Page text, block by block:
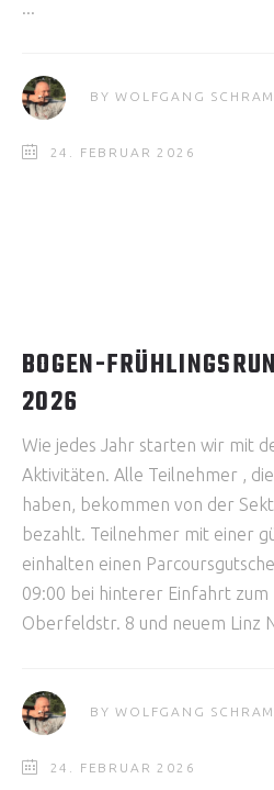
BYWOLFGANG
24. FEBRUAR 2026
BOGEN-
2026
Wie jedes Jahr starten wir mit
Aktivitäten. Alle Teilnehmer ,
haben, bekommen von der
bezahlt. Teilnehmer mit einer
einhalten einen
09:00 bei hinterer Einfahrt zum
Oberfeldstr. 8 und neuem Linz
BYWOLFGANG
24. FEBRUAR 2026